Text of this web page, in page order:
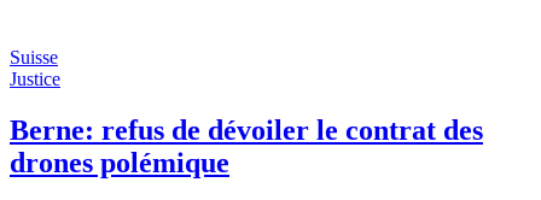
Suisse
Justice
Berne: refus de dévoiler le contrat des
drones polémique